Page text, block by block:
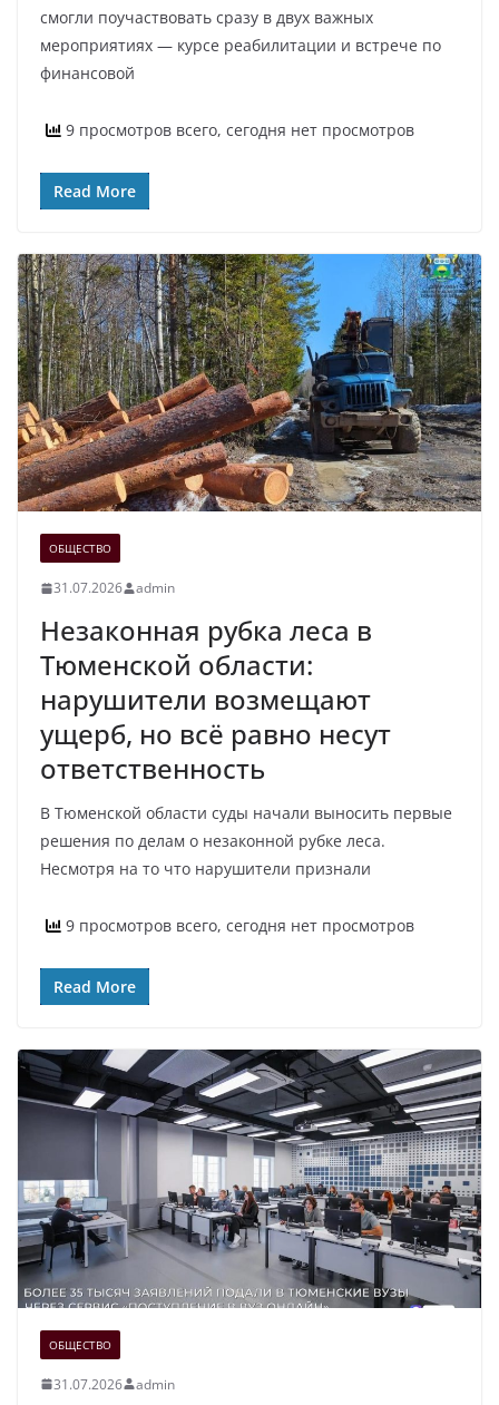
смогли поучаствовать сразу в двух важных
мероприятиях — курсе реабилитации и встрече по
финансовой
9 просмотров всего, сегодня нет просмотров
Read More
ОБЩЕСТВО
31.07.2026 admin
Незаконная рубка леса в
Тюменской области:
нарушители возмещают
ущерб, но всё равно несут
ответственность
В Тюменской области суды начали выносить первые
решения по делам о незаконной рубке леса.
Несмотря на то что нарушители признали
9 просмотров всего, сегодня нет просмотров
Read More
ОБЩЕСТВО
31.07.2026 admin